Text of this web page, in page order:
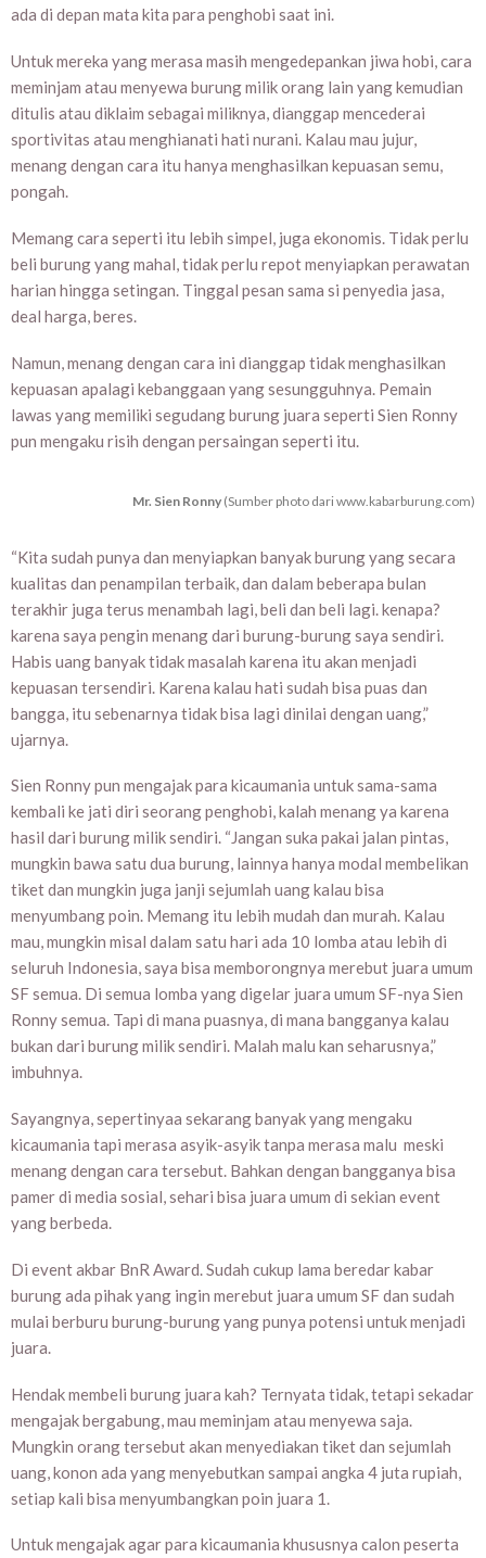
ada di depan mata kita para penghobi saat ini.
Untuk mereka yang merasa masih mengedepankan jiwa hobi, cara
meminjam atau menyewa burung milik orang lain yang kemudian
ditulis atau diklaim sebagai miliknya, dianggap mencederai
sportivitas atau menghianati hati nurani. Kalau mau jujur,
menang dengan cara itu hanya menghasilkan kepuasan semu,
pongah.
Memang cara seperti itu lebih simpel, juga ekonomis. Tidak perlu
beli burung yang mahal, tidak perlu repot menyiapkan perawatan
harian hingga setingan. Tinggal pesan sama si penyedia jasa,
deal harga, beres.
Namun, menang dengan cara ini dianggap tidak menghasilkan
kepuasan apalagi kebanggaan yang sesungguhnya. Pemain
lawas yang memiliki segudang burung juara seperti Sien Ronny
pun mengaku risih dengan persaingan seperti itu.
Mr. Sien Ronny (Sumber photo dari www.kabarburung.com)
“Kita sudah punya dan menyiapkan banyak burung yang secara
kualitas dan penampilan terbaik, dan dalam beberapa bulan
terakhir juga terus menambah lagi, beli dan beli lagi. kenapa?
karena saya pengin menang dari burung-burung saya sendiri.
Habis uang banyak tidak masalah karena itu akan menjadi
kepuasan tersendiri. Karena kalau hati sudah bisa puas dan
bangga, itu sebenarnya tidak bisa lagi dinilai dengan uang,”
ujarnya.
Sien Ronny pun mengajak para kicaumania untuk sama-sama
kembali ke jati diri seorang penghobi, kalah menang ya karena
hasil dari burung milik sendiri. “Jangan suka pakai jalan pintas,
mungkin bawa satu dua burung, lainnya hanya modal membelikan
tiket dan mungkin juga janji sejumlah uang kalau bisa
menyumbang poin. Memang itu lebih mudah dan murah. Kalau
mau, mungkin misal dalam satu hari ada 10 lomba atau lebih di
seluruh Indonesia, saya bisa memborongnya merebut juara umum
SF semua. Di semua lomba yang digelar juara umum SF-nya Sien
Ronny semua. Tapi di mana puasnya, di mana bangganya kalau
bukan dari burung milik sendiri. Malah malu kan seharusnya,”
imbuhnya.
Sayangnya, sepertinyaa sekarang banyak yang mengaku
kicaumania tapi merasa asyik-asyik tanpa merasa malu meski
menang dengan cara tersebut. Bahkan dengan bangganya bisa
pamer di media sosial, sehari bisa juara umum di sekian event
yang berbeda.
Di event akbar BnR Award. Sudah cukup lama beredar kabar
burung ada pihak yang ingin merebut juara umum SF dan sudah
mulai berburu burung-burung yang punya potensi untuk menjadi
juara.
Hendak membeli burung juara kah? Ternyata tidak, tetapi sekadar
mengajak bergabung, mau meminjam atau menyewa saja.
Mungkin orang tersebut akan menyediakan tiket dan sejumlah
uang, konon ada yang menyebutkan sampai angka 4 juta rupiah,
setiap kali bisa menyumbangkan poin juara 1.
Untuk mengajak agar para kicaumania khususnya calon peserta